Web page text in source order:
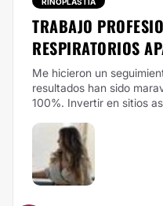
TRABAJO
RESPIRATORIOS
Me hicieron un
resultados han sido
100%. Invertir en sitios